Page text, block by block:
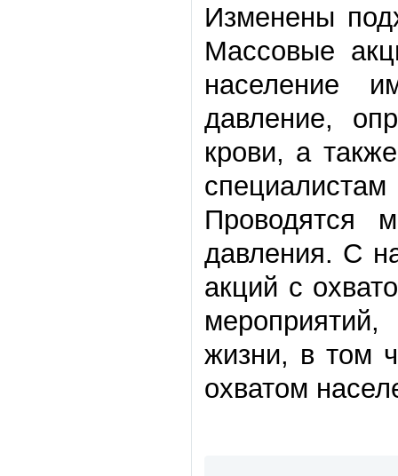
Изменены
Массовые
население
давление,
крови, а
Проводятся
давления. С
акций с
жизни, в том
охватом